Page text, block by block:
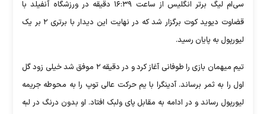
سی‌ام لیگ برتر انگلیس از ساعت ۱۶:۳۹ دقیقه در ورزشگاه آنفیلد با
قضاوت دیوید کوت برگزار شد که در نهایت این دیدار با برتری ۲ بر یک
لیورپول به پایان رسید.
تیم میهمان بازی را طوفانی آغاز کرد و در دقیقه ۲ موفق شد خیلی زود گل
اول را به ثمر برساند. آدینگرا با یم حرکت عالی توپ را به محوطه جریمه
لیورپول رساند و در ادامه به مقابل پای ولبک افتاد. او بدون درنگ در لبه